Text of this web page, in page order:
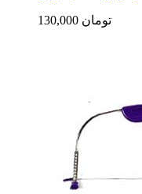
130,000 تومان